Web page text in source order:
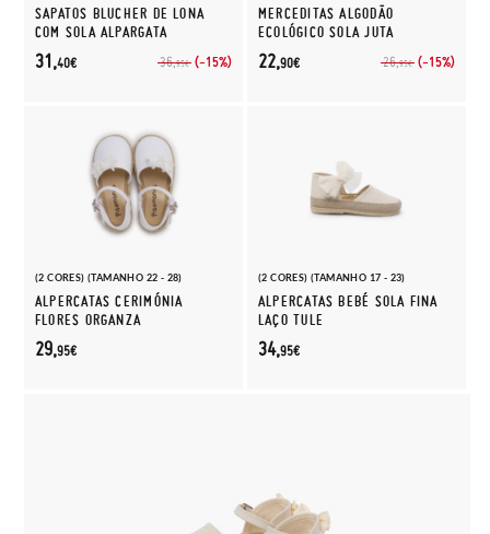
SAPATOS BLUCHER DE LONA
COM SOLA ALPARGATA
36,95€ (-15%)
31,40€
MERCEDITAS ALGODÃO
ECOLÓGICO SOLA JUTA
26,95€ (-15%)
22,90€
(2 CORES) (TAMANHO 22 - 28)
ALPERCATAS CERIMÓNIA
FLORES ORGANZA
29,95€
(2 CORES) (TAMANHO 17 - 23)
ALPERCATAS BEBÉ SOLA FINA
LAÇO TULE
34,95€